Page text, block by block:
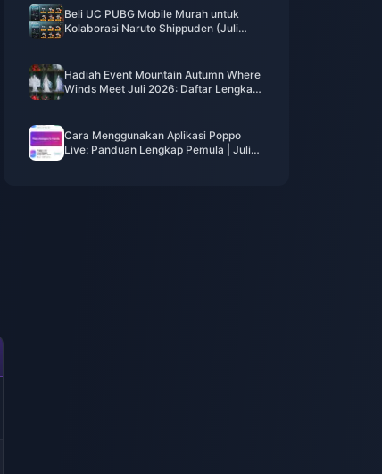
Beli UC PUBG Mobile Murah untuk
Kolaborasi Naruto Shippuden (Juli
Hadiah Event Mountain Autumn Where
Winds Meet Juli 2026: Daftar Lengkap,
Cara Menggunakan Aplikasi Poppo
Live: Panduan Lengkap Pemula | Juli